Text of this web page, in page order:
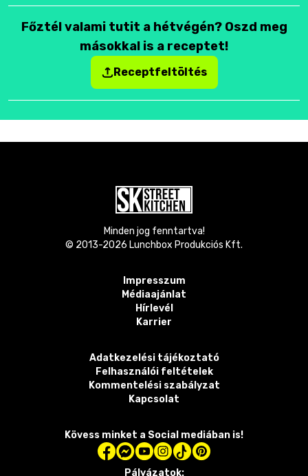
Főztél valami tutit a hétvégén? Oszd meg
másokkal is a receptet!
Receptfeltöltés
Minden jog fenntartva!
© 2013-2026 Lunchbox Produkciós Kft.
Impresszum
Médiaajánlat
Hírlevél
Karrier
Adatkezelési tájékoztató
Felhasználói feltételek
Kommentelési szabályzat
Kapcsolat
Kövess minket a Social mediában is!
Pályázatok: